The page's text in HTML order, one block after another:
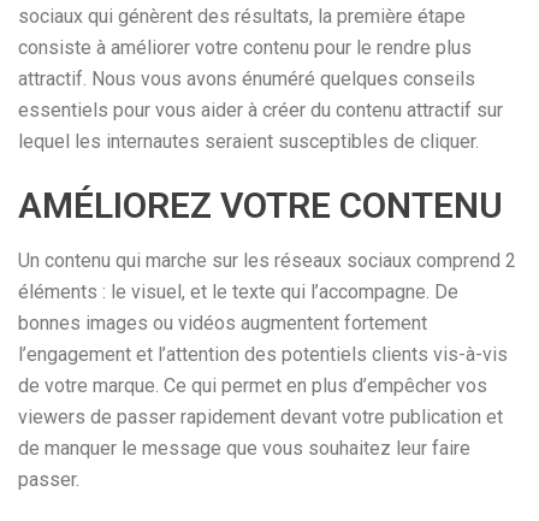
sociaux qui génèrent des résultats, la première étape
consiste à améliorer votre contenu pour le rendre plus
attractif. Nous vous avons énuméré quelques conseils
essentiels pour vous aider à créer du contenu attractif sur
lequel les internautes seraient susceptibles de cliquer.
AMÉLIOREZ VOTRE CONTENU
Un contenu qui marche sur les réseaux sociaux comprend 2
éléments : le visuel, et le texte qui l’accompagne. De
bonnes images ou vidéos augmentent fortement
l’engagement et l’attention des potentiels clients vis-à-vis
de votre marque. Ce qui permet en plus d’empêcher vos
viewers de passer rapidement devant votre publication et
de manquer le message que vous souhaitez leur faire
passer.